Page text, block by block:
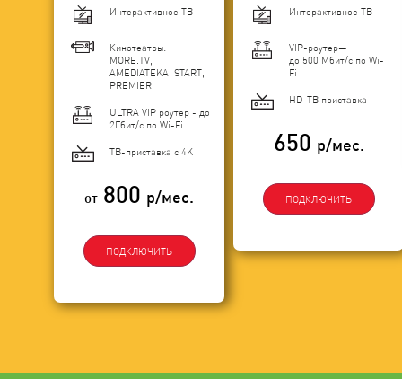
Интерактивное ТВ
Кинотеатры:
MORE.TV,
AMEDIATEKA, START,
PREMIER
ULTRA VIP роутер - до
2Гбит/c по Wi-Fi
ТВ-приставка с 4K
от 800 р/мес.
ПОДКЛЮЧИТЬ
Интерактивное ТВ
VIP-роутер—
до 500 Мбит/с по Wi-
Fi
HD-ТВ приставка
650 р/мес.
ПОДКЛЮЧИТЬ